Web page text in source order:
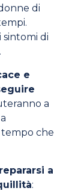
di
sintomi di
e
a
che
a
: